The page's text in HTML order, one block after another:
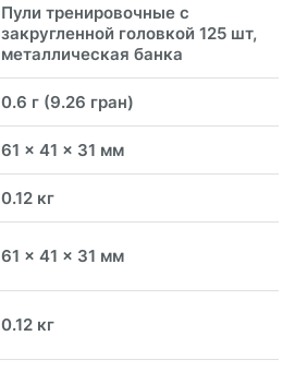
Пули тренировочные с
закругленной головкой 125 шт,
металлическая банка
0.6 г (9.26 гран)
61 x 41 x 31 мм
0.12 кг
61 x 41 x 31 мм
0.12 кг